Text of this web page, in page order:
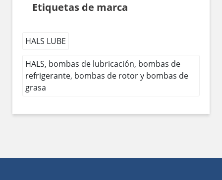
Etiquetas de marca
HALS LUBE
HALS, bombas de lubricación, bombas de
refrigerante, bombas de rotor y bombas de
grasa